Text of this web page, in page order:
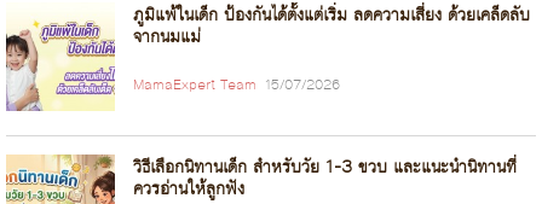
ภูมิแพ้ในเด็ก ป้องกันได้ตั้งแต่เริ่ม ลดความเสี่ยง ด้วยเคล็ดลับ
จากนมแม่
MamaExpert Team 15/07/2026
วิธีเลือกนิทานเด็ก สำหรับวัย 1-3 ขวบ และแนะนำนิทานที่
ควรอ่านให้ลูกฟัง